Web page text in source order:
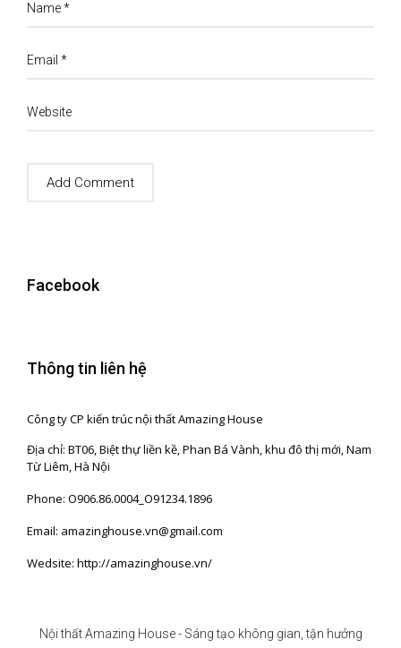
Name*
Email *
Website
Facebook
Thông tin liên hệ
Công ty CP kiến trúc nội thất Amazing House
Địa chỉ: BT06, Biệt thự liền kề, Phan Bá Vành, khu đô thị mới, Nam
Từ Liêm, Hà Nội
Phone: O906.86.0004_O91234.1896
Email: amazinghouse.vn@gmail.com
Wedsite: http://amazinghouse.vn/
Nội thất Amazing House - Sáng tạo không gian, tận hưởng